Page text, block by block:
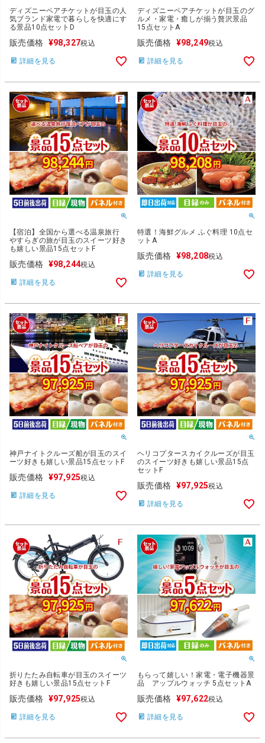
ディズニーペアチケットが目玉の人
気ブランド家電で暮らしを快適にす
る景品10点セットD
販売価格 ¥98,327税込
詳細を見る
ディズニーペアチケットが目玉のグ
ルメ・家電・癒しが揃う贅沢景品
15点セットA
販売価格 ¥98,249税込
詳細を見る
【宿泊】全国から選べる温泉旅行
やすらぎの旅が目玉のスイーツ好き
も嬉しい景品15点セットF
販売価格 ¥98,244税込
詳細を見る
特選！海鮮グルメ ふぐ料理 10点セ
ットA
販売価格 ¥98,208税込
詳細を見る
神戸ナイトクルーズ船が目玉のスイ
ーツ好きも嬉しい景品15点セットF
販売価格 ¥97,925税込
詳細を見る
ヘリコプタースカイクルーズが目玉
のスイーツ好きも嬉しい景品15点
セットF
販売価格 ¥97,925税込
詳細を見る
折りたたみ自転車が目玉のスイーツ
好きも嬉しい景品15点セットF
販売価格 ¥97,925税込
詳細を見る
もらって嬉しい！家電・電子機器景
品 アップルウォッチ 5点セットA
販売価格 ¥97,622税込
詳細を見る